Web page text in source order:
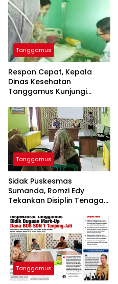
Tanggamus
Respon Cepat, Kepala
Dinas Kesehatan
Tanggamus Kunjungi
Dan Balita Mengidap
Kelainan Jantung
Tanggamus
Sidak Puskesmas
Sumanda, Romzi Edy
Tekankan Disiplin Tenaga
Tanggamus